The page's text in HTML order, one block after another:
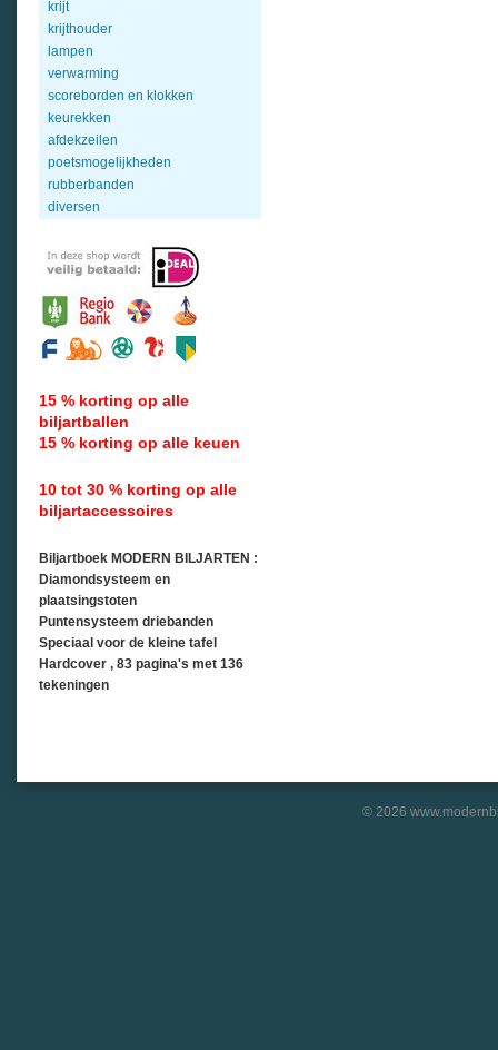
krijt
krijthouder
lampen
verwarming
scoreborden en klokken
keurekken
afdekzeilen
poetsmogelijkheden
rubberbanden
diversen
15 % korting op alle
biljartballen
15 % korting op alle keuen
10 tot 30 % korting op alle
biljartaccessoires
Biljartboek MODERN BILJARTEN :
Diamondsysteem en
plaatsingstoten
Puntensysteem driebanden
Speciaal voor de kleine tafel
Hardcover , 83 pagina's met 136
tekeningen
© 2026